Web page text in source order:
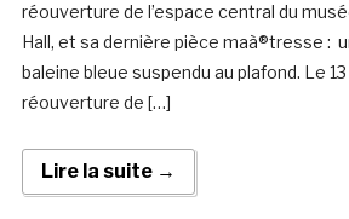
réouverture de l’espace central du
Hall, et sa dernière pièce maà®tresse :
baleine bleue suspendu au plafond. Le
réouverture de […]
Lire la suite →